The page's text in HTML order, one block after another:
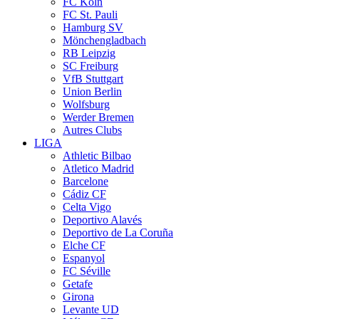
FC St. Pauli
Hamburg SV
Mönchengladbach
RB Leipzig
SC Freiburg
VfB Stuttgart
Union Berlin
Wolfsburg
Werder Bremen
Autres Clubs
LIGA
Athletic Bilbao
Atletico Madrid
Barcelone
Cádiz CF
Celta Vigo
Deportivo Alavés
Deportivo de La Coruña
Elche CF
Espanyol
FC Séville
Getafe
Girona
Levante UD